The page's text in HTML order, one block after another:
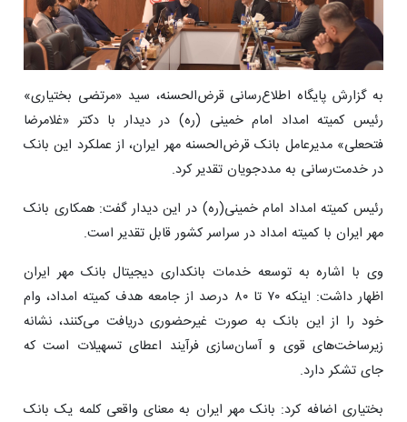
به گزارش پایگاه اطلاع‌رسانی قرض‌الحسنه، سید «مرتضی بختیاری»
رئیس کمیته امداد امام خمینی (ره) در دیدار با دکتر «غلامرضا
فتحعلی» مدیرعامل بانک قرض‌الحسنه مهر ایران، از عملکرد این بانک
در خدمت‌رسانی به مددجویان تقدیر کرد.
رئیس کمیته امداد امام خمینی(ره) در این دیدار گفت: همکاری بانک
مهر ایران با کمیته امداد در سراسر کشور قابل تقدیر است.
وی با اشاره به توسعه خدمات بانکداری دیجیتال بانک مهر ایران
اظهار داشت: اینکه ۷۰ تا ۸۰ درصد از جامعه هدف کمیته امداد، وام
خود را از این بانک به صورت غیرحضوری دریافت می‌کنند، نشانه
زیرساخت‌های قوی و آسان‌سازی فرآیند اعطای تسهیلات است که
جای تشکر دارد.
بختیاری اضافه کرد: بانک مهر ایران به معنای واقعی کلمه یک بانک